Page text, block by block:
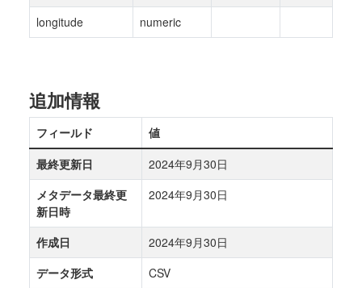
longitude
numeric
追加情報
フィールド
値
最終更新日
2024年9月30日
メタデータ最終更
新日時
2024年9月30日
作成日
2024年9月30日
データ形式
CSV